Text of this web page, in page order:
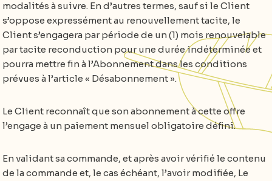
modalités à suivre. En d’autres termes, sauf si le Client
s’oppose expressément au renouvellement tacite, le
Client s’engagera par période de un (1) mois renouvelable
par tacite reconduction pour une durée indéterminée et
pourra mettre fin à l’Abonnement dans les conditions
prévues à l’article « Désabonnement ».
Le Client reconnaît que son abonnement à cette offre
l’engage à un paiement mensuel obligatoire défini.
En validant sa commande, et après avoir vérifié le contenu
de la commande et, le cas échéant, l’avoir modifiée, Le